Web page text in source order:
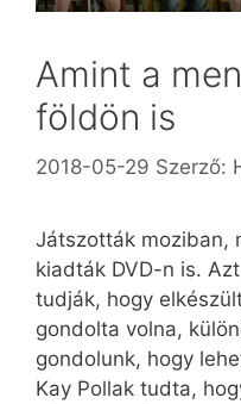
Amint a
földön is
2018-05-29 Szerző:
Játszották moziban,
kiadták DVD-n is.
tudják, hogy
gondolta volna,
gondolunk, hogy
Kay Pollak tudta,